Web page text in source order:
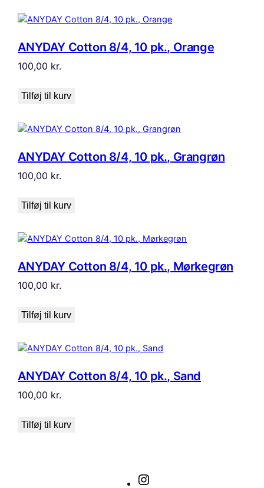
ANYDAY Cotton 8/4, 10 pk., Orange
100,00 kr.
Tilføj til kurv
ANYDAY Cotton 8/4, 10 pk., Grangrøn
100,00 kr.
Tilføj til kurv
ANYDAY Cotton 8/4, 10 pk., Mørkegrøn
100,00 kr.
Tilføj til kurv
ANYDAY Cotton 8/4, 10 pk., Sand
100,00 kr.
Tilføj til kurv